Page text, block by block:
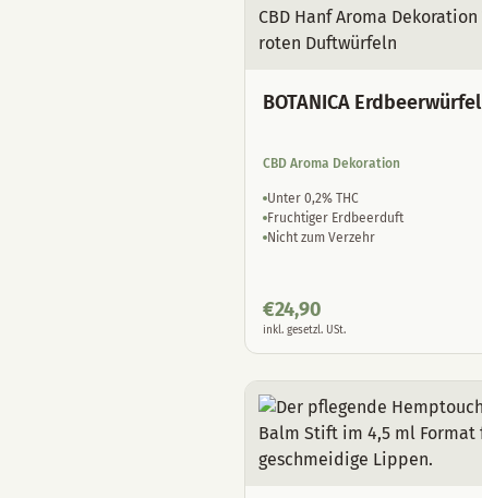
BOTANICA Erdbeerwürfel
CBD Aroma Dekoration
Unter 0,2% THC
Fruchtiger Erdbeerduft
Nicht zum Verzehr
€24,90
inkl. gesetzl. USt.